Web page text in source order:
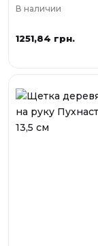
В наличии
1251,84 грн.